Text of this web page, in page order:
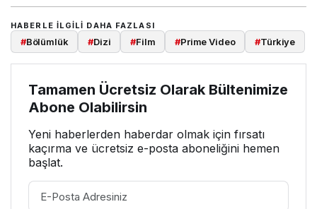
HABERLE ILGILI DAHA FAZLASI
#Bölümlük #Dizi #Film #Prime Video #Türkiye
Tamamen Ücretsiz Olarak Bültenimize
Abone Olabilirsin
Yeni haberlerden haberdar olmak için fırsatı
kaçırma ve ücretsiz e-posta aboneliğini hemen
başlat.